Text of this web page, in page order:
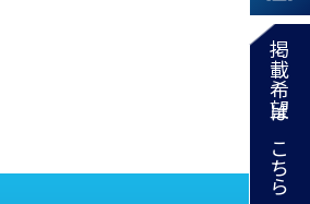
掲載希望はこちら